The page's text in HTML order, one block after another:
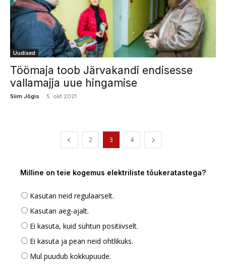
Uudised
Töömaja toob Järvakandi endisesse
vallamajja uue hingamise
Siim Jõgis - 5. okt 2021
2 3 4
Milline on teie kogemus elektriliste tõukeratastega?
Kasutan neid regulaarselt.
Kasutan aeg-ajalt.
Ei kasuta, kuid suhtun positiivselt.
Ei kasuta ja pean neid ohtlikuks.
Mul puudub kokkupuude.